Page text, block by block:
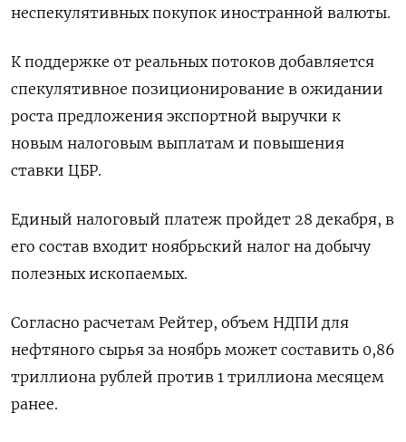
неспекулятивных покупок иностранной валюты.
К поддержке от реальных потоков добавляется
спекулятивное позиционирование в ожидании
роста предложения экспортной выручки к
новым налоговым выплатам и повышения
ставки ЦБР.
Единый налоговый платеж пройдет 28 декабря, в
его состав входит ноябрьский налог на добычу
полезных ископаемых.
Согласно расчетам Рейтер, объем НДПИ для
нефтяного сырья за ноябрь может составить 0,86
триллиона рублей против 1 триллиона месяцем
ранее.